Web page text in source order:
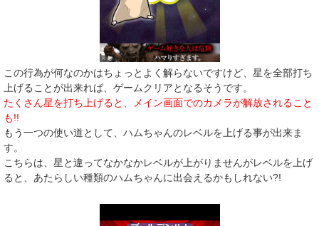
この行為が何なのかはちょっとよく解らないですけど、星を全部打ち
上げることが出来れば、ゲームクリアとなるそうです。
たくさん星を打ち上げると、メイン画面でのカメラが解放されること
も!!
もう一つの使い道として、ハムちゃんのレベルを上げる事が出来ま
す。
こちらは、星と違ってなかなかレベルが上がりませんがレベルを上げ
ると、あたらしい種類のハムちゃんに出会えるかもしれない?!